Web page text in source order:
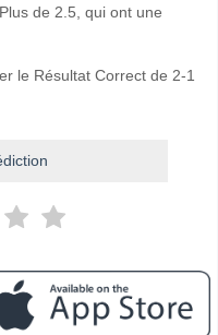
de 2.5, qui ont une
le Résultat Correct de 2-1